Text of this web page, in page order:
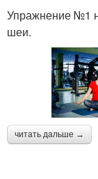
Упражнение №1
шеи.
читать дальше →